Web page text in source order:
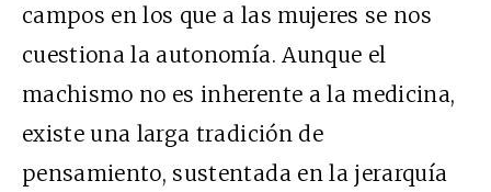
campos en los que a las mujeres se nos
cuestiona la autonomía. Aunque el
machismo no es inherente a la medicina,
existe una larga tradición de
pensamiento, sustentada en la jerarquía